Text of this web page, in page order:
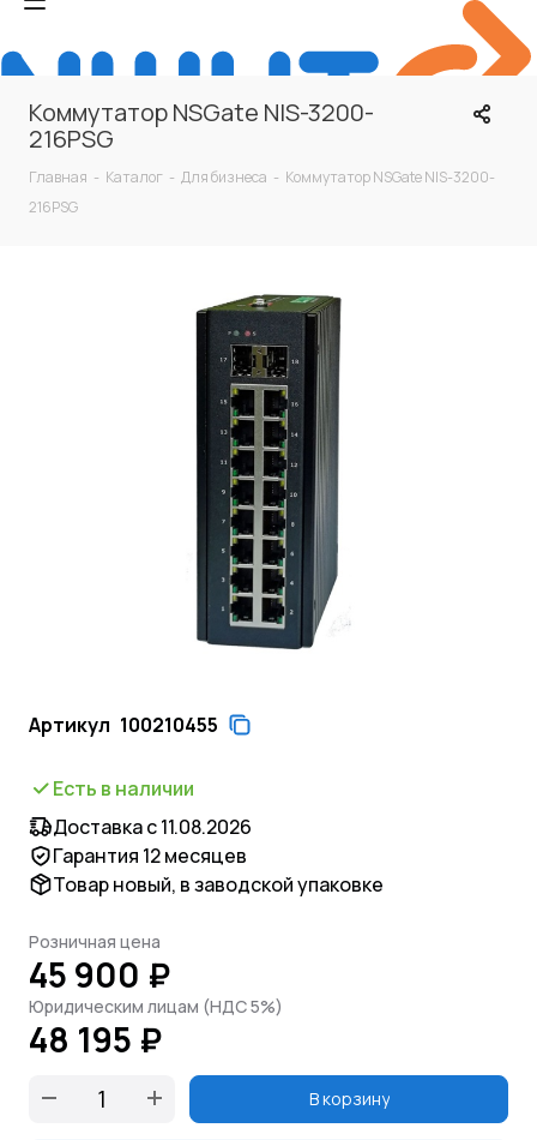
Коммутатор NSGate NIS-3200-
216PSG
Главная - Каталог - Для бизнеса - Коммутатор NSGate NIS-3200-
216PSG
Артикул 100210455
Есть в наличии
Доставка с 11.08.2026
Гарантия 12 месяцев
Товар новый, в заводской упаковке
Розничная цена
45 900 ₽
Юридическим лицам (НДС 5%)
48 195 ₽
В корзину